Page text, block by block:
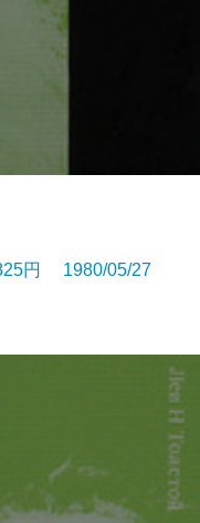
円 1980/05/27